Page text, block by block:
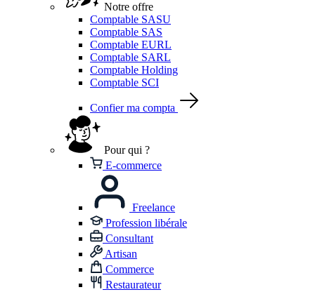
Notre offre
Comptable SASU
Comptable SAS
Comptable EURL
Comptable SARL
Comptable Holding
Comptable SCI
Confier ma compta
Pour qui ?
E-commerce
Freelance
Profession libérale
Consultant
Artisan
Commerce
Restaurateur